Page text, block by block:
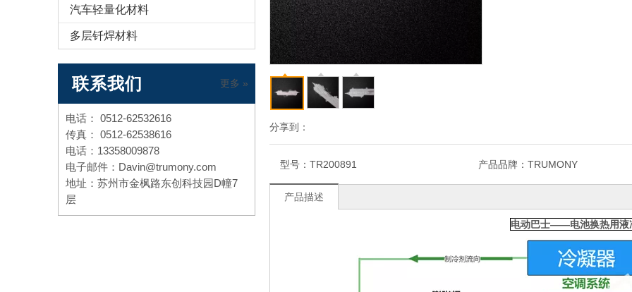
汽车轻量化材料
多层钎焊材料
联系我们 更多 »
电话： 0512-62532616
传真： 0512-62538616
电话：13358009878
电子邮件：Davin@trumony.com
地址：苏州市金枫路东创科技园D幢7
层
分享到：
型号： TR200891 产品品牌： TRUMONY
产品描述
电动巴士——电池换热用液